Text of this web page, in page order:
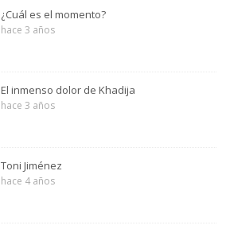
¿Cuál es el momento?
hace 3 años
El inmenso dolor de Khadija
hace 3 años
Toni Jiménez
hace 4 años